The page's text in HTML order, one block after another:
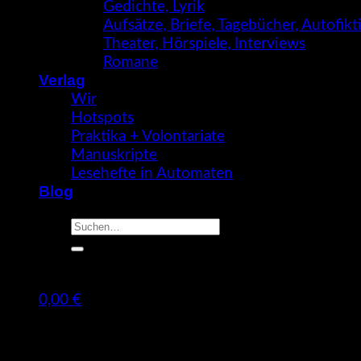
Gedichte, Lyrik
Aufsätze, Briefe, Tagebücher,
Theater, Hörspiele, Interviews
Romane
Verlag
Wir
Hotspots
Praktika + Volontariate
Manuskripte
Lesehefte in Automaten
Blog
Suche
nach:
0,00 €